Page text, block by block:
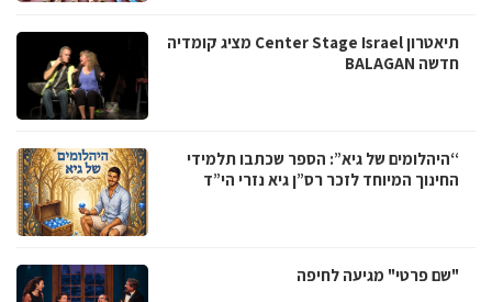
תיאטרון Center Stage Israel מציג קומדיה
חדשה BALAGAN
“היהלומים של גיא”: הספר שכתבו תלמידי
החינוך המיוחד לזכר רס”ן גיא נזרי הי”ד
"שם פרטי" מגיעה לחיפה